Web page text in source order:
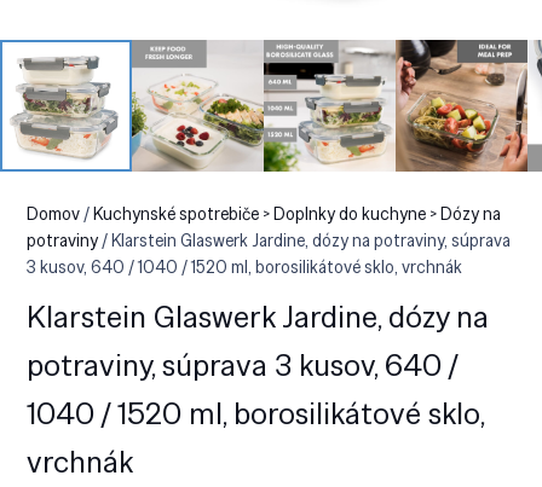
Domov/Kuchynské spotrebiče > Doplnky do kuchyne > Dózy na
potraviny/ Klarstein Glaswerk Jardine, dózy na potraviny, súprava
3 kusov, 640 / 1040 / 1520 ml, borosilikátové sklo, vrchnák
Klarstein Glaswerk Jardine, dózy na
potraviny, súprava 3 kusov, 640 /
1040 / 1520 ml, borosilikátové sklo,
vrchnák